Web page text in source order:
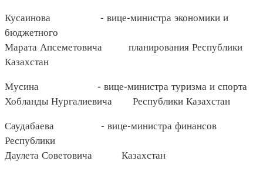
Кусаинова - вице-министра экономики и
бюджетного
Марата Апсеметовича планирования Республики
Казахстан
Мусина - вице-министра туризма и спорта
Хобланды Нургалиевича Республики Казахстан
Саудабаева - вице-министра финансов
Республики
Даулета Советовича Казахстан